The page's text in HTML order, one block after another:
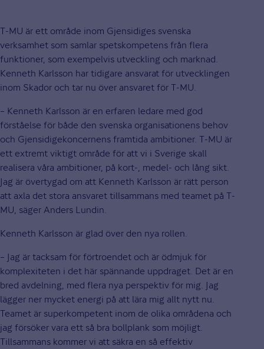
T-MU är ett område inom Gjensidiges svenska
verksamhet som samlar spetskompetens från flera
funktioner, som exempelvis utveckling och marknad.
Kenneth Karlsson har tidigare ansvarat för utvecklingen
inom Skador och tar nu över ansvaret för T-MU.
– Kenneth Karlsson är en erfaren ledare med god
förståelse för både den svenska organisationens behov
och Gjensidigekoncernens framtida ambitioner. T-MU är
ett extremt viktigt område för att vi i Sverige skall
realisera våra ambitioner, på kort-, medel- och lång sikt.
Jag är övertygad om att Kenneth Karlsson är rätt person
att axla det stora ansvaret tillsammans med teamet på T-
MU, säger Anders Lundin.
Kenneth Karlsson är glad över den nya rollen.
– Jag är tacksam för förtroendet och är ödmjuk för
komplexiteten i det här spännande uppdraget. Det är en
bred avdelning, med flera nya perspektiv för mig. Jag
lägger ner mycket energi på att lära mig allt nytt nu.
Teamet är superkompetent inom de olika områdena och
jag försöker vara ett så bra bollplank som möjligt.
Tillsammans kommer vi att säkra en så effektiv